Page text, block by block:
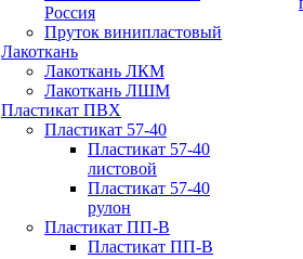
Россия
Пруток винипластовый
Лакоткань
Лакоткань ЛКМ
Лакоткань ЛШМ
Пластикат ПВХ
Пластикат 57-40
Пластикат 57-40
листовой
Пластикат 57-40
рулон
Пластикат ПП-В
Пластикат ПП-В